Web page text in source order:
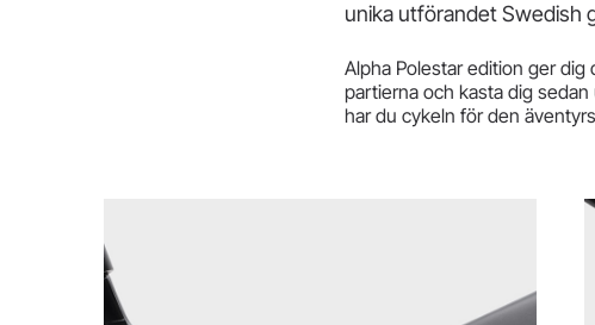
unika utförandet Swedish
Alpha Polestar edition ger
partierna och kasta dig
har du cykeln för den